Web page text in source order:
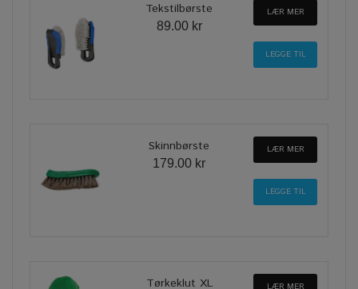
Tekstilbørste
89.00 kr
LÆR MER
Skinnbørste
179.00 kr
LÆR MER
Tørkeklut XL LÆR MER